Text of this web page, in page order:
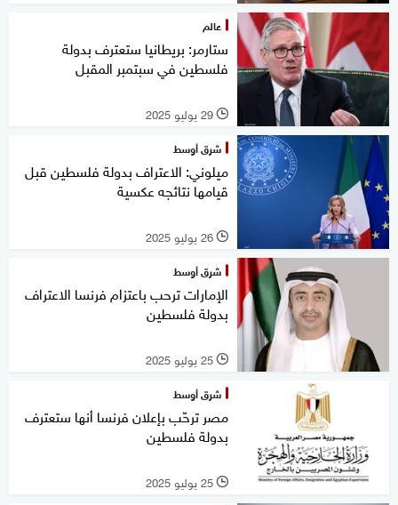
عالم
ستارمر: بريطانيا ستعترف بدولة
فلسطين في سبتمبر المقبل
l 29 يوليو 2025
شرق أوسط
ميلوني: الاعتراف بدولة فلسطين قبل
قيامها نتائجه عكسية
l 26 يوليو 2025
شرق أوسط
الإمارات ترحب باعتزام فرنسا الاعتراف
بدولة فلسطين
l 25 يوليو 2025
شرق أوسط
مصر ترحّب بإعلان فرنسا أنها ستعترف
بدولة فلسطين
l 25 يوليو 2025